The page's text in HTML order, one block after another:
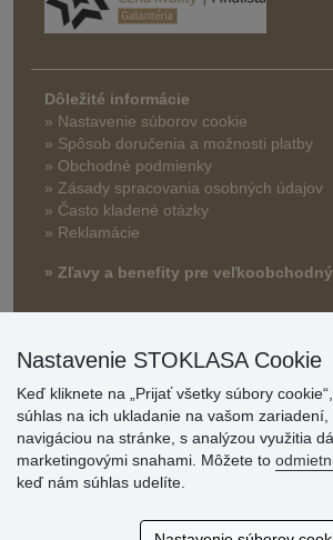
Dôležité informácie
» Nastavenie súborov cookie
» Spôsob doručenia a možnosti platby
» Obchodné podmienky
» Zásady spracovania osobných údajov
» Často kladené otázky
» Reklamácie
» Zľavy a benefity pre
Hodnotenia
Nastavenie STOKLASA Cookie
Keď kliknete na „Prijať všetky súbory
súhlas na ich ukladanie na vašom
navigáciou na stránke, s analýzou využitia
marketingovými snahami. Môžete to
keď nám súhlas udelíte.